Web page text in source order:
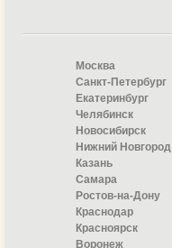
Москва
Санкт-Петербург
Екатеринбург
Челябинск
Новосибирск
Нижний Новгород
Казань
Самара
Ростов-на-Дону
Краснодар
Красноярск
Воронеж